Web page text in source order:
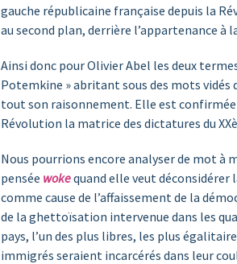
gauche républicaine française depuis la
au second plan, derrière l’appartenance à
Ainsi donc pour Olivier Abel les deux
Potemkine » abritant sous des mots
tout son raisonnement. Elle est
Révolution la matrice des dictatures du
Nous pourrions encore analyser de mot à
pensée wokequand elle veut
comme cause de l’affaissement de la
de la ghettoïsation intervenue dans les
pays, l’un des plus libres, les plus
immigrés seraient incarcérés dans leur